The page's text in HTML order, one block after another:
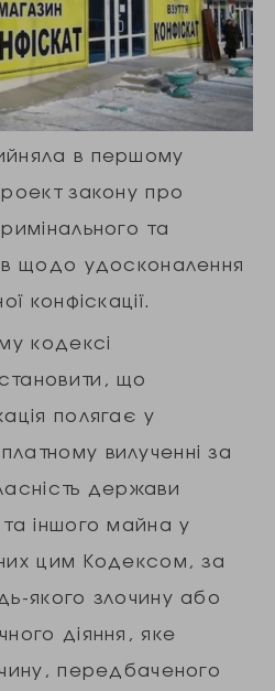
в першому
закону про
та
щодо удосконалення
конфіскації.
кодексі
що
полягає у
вилученні за
держави
іншого майна у
цим Кодексом, за
якого злочину або
діяння, яке
передбаченого